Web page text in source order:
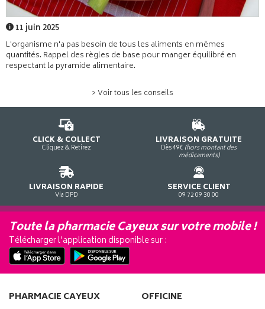
11 juin 2025
L'organisme n'a pas besoin de tous les aliments en mêmes
quantités. Rappel des règles de base pour manger équilibré en
respectant la pyramide alimentaire.
> Voir tous les conseils
CLICK & COLLECT
Cliquez & Retirez
LIVRAISON GRATUITE
Dès 49€ (hors montant des
médicaments)
LIVRAISON RAPIDE
Via DPD
SERVICE CLIENT
09 72 09 30 00
Toute la pharmacie Cayeux sur votre mobile !
Télécharger l’application disponible sur :
PHARMACIE CAYEUX OFFICINE